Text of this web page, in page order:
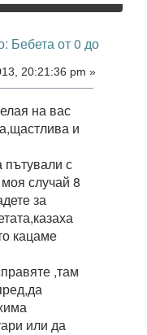
Бебета от 0 до
20:21:36 pm »
на вас
и
пътували с
случай 8
за
кацаме
,там
или да